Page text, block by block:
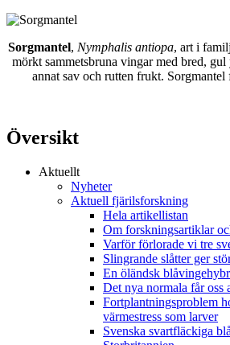
Sorgmantel, Nymphalis antiopa, art i
mörkt sammetsbruna vingar med bred,
annat sav och rutten frukt. Sorgmantel
Översikt
Aktuellt
Nyheter
Aktuell fjärilsforskning
Hela artikellistan
Om forskningsartiklar
Varför förlorade vi tre
Slingrande slåtter ger
En öländsk
Det nya normala får oss
Fortplantningsproblem
värmestress som larver
Svenska svartfläckiga